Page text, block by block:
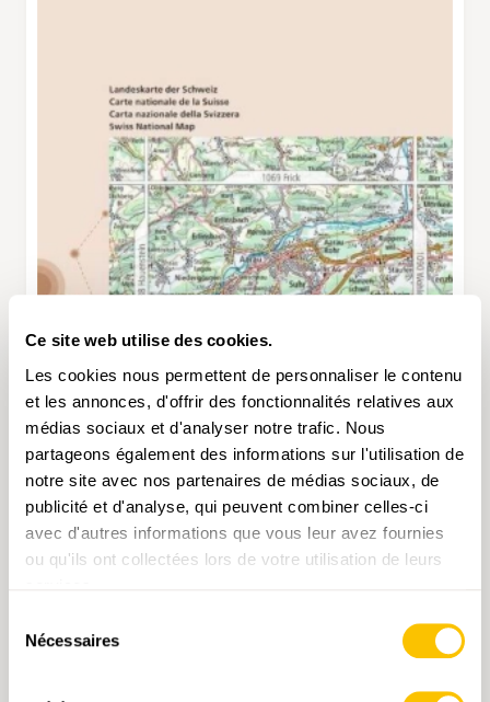
Ce site web utilise des cookies.
Les cookies nous permettent de personnaliser le contenu
et les annonces, d'offrir des fonctionnalités relatives aux
médias sociaux et d'analyser notre trafic. Nous
partageons également des informations sur l'utilisation de
notre site avec nos partenaires de médias sociaux, de
publicité et d'analyse, qui peuvent combiner celles-ci
avec d'autres informations que vous leur avez fournies
ou qu'ils ont collectées lors de votre utilisation de leurs
Nécessaires